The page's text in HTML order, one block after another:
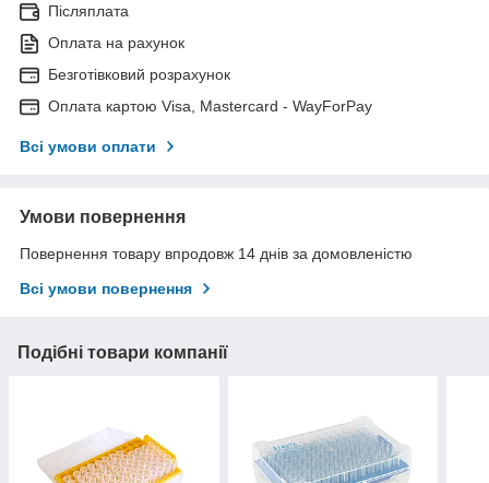
Післяплата
Оплата на рахунок
Безготівковий розрахунок
Оплата картою Visa, Mastercard - WayForPay
Всі умови оплати
Умови повернення
Повернення товару впродовж 14 днів за домовленістю
Всі умови повернення
Подібні товари компанії